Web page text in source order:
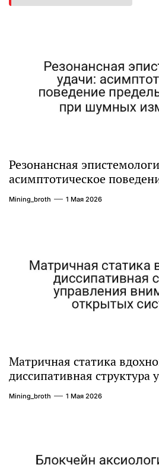
Резонансная
асимптотическое
циклы при шумных
Mining_broth 1 Мая 2026
Матричная статика
диссипативная структура
вниманием в открытых
Mining_broth 1 Мая 2026